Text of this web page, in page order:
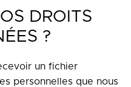
DROITS
?
un fichier
personnelles que nous